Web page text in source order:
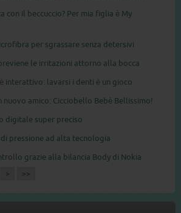
con il beccuccio? Per mia figlia è My
per sgrassare senza detersivi
le irritazioni attorno alla bocca
interattivo: lavarsi i denti è un gioco
nuovo amico: Cicciobello Bebè Bellissimo!
digitale super preciso
pressione ad alta tecnologia
grazie alla bilancia Body di Nokia
> >>